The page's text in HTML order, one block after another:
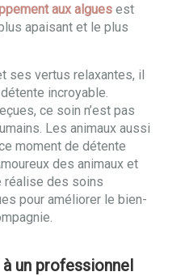
aux algues est
apaisant et le plus
ses vertus relaxantes, il
incroyable.
ce soin n’est pas
Les animaux aussi
moment de détente
des animaux et
réalise des soins
pour améliorer le bien-
un professionnel